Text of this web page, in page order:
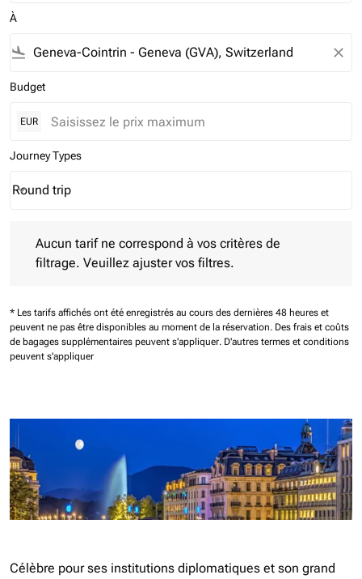
À
flight_land close
Budget
EUR
Journey Types
Journey Types option Round trip Selected
Round trip
keyboard_arrow_down
Aucun tarif ne correspond à vos critères de
filtrage. Veuillez ajuster vos filtres.
* Les tarifs affichés ont été enregistrés au cours des dernières 48 heures et
peuvent ne pas être disponibles au moment de la réservation. Des frais et coûts
de bagages supplémentaires peuvent s'appliquer. D'autres termes et conditions
peuvent s'appliquer
Célèbre pour ses institutions diplomatiques et son grand